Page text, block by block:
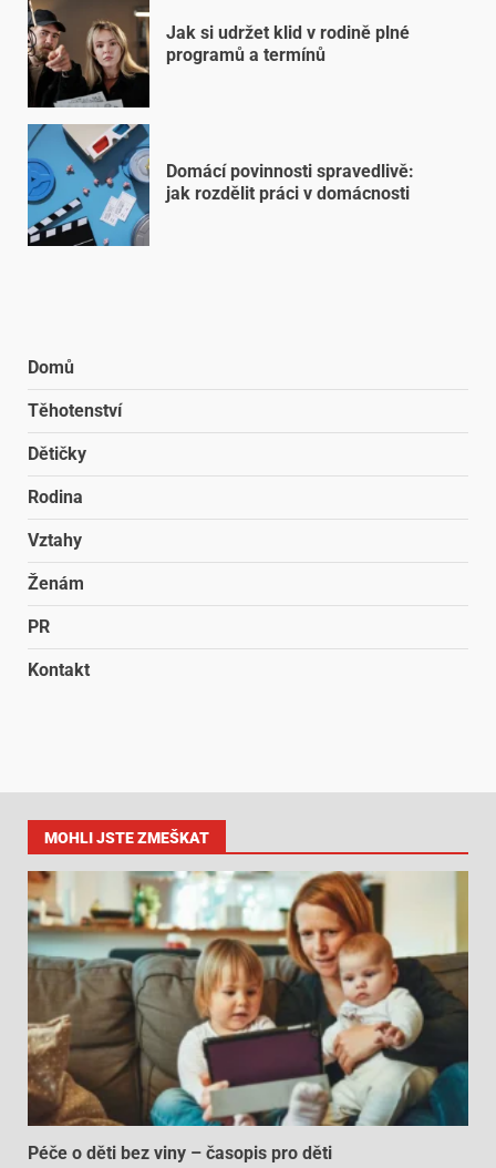
Jak si udržet klid v rodině plné
programů a termínů
Domácí povinnosti spravedlivě:
jak rozdělit práci v domácnosti
Domů
Těhotenství
Dětičky
Rodina
Vztahy
Ženám
PR
Kontakt
MOHLI JSTE ZMEŠKAT
Péče o děti bez viny – časopis pro děti